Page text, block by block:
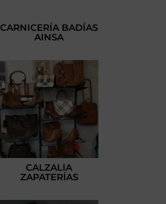
CARNICERÍA BADÍAS
AINSA
CALZALIA
ZAPATERÍAS